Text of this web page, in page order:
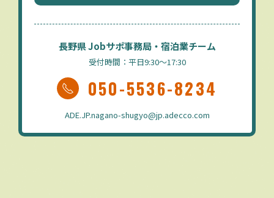
長野県 Jobサポ事務局・宿泊業チーム
受付時間：平日9:30～17:30
050-5536-8234
ADE.JP.nagano-shugyo@jp.adecco.com